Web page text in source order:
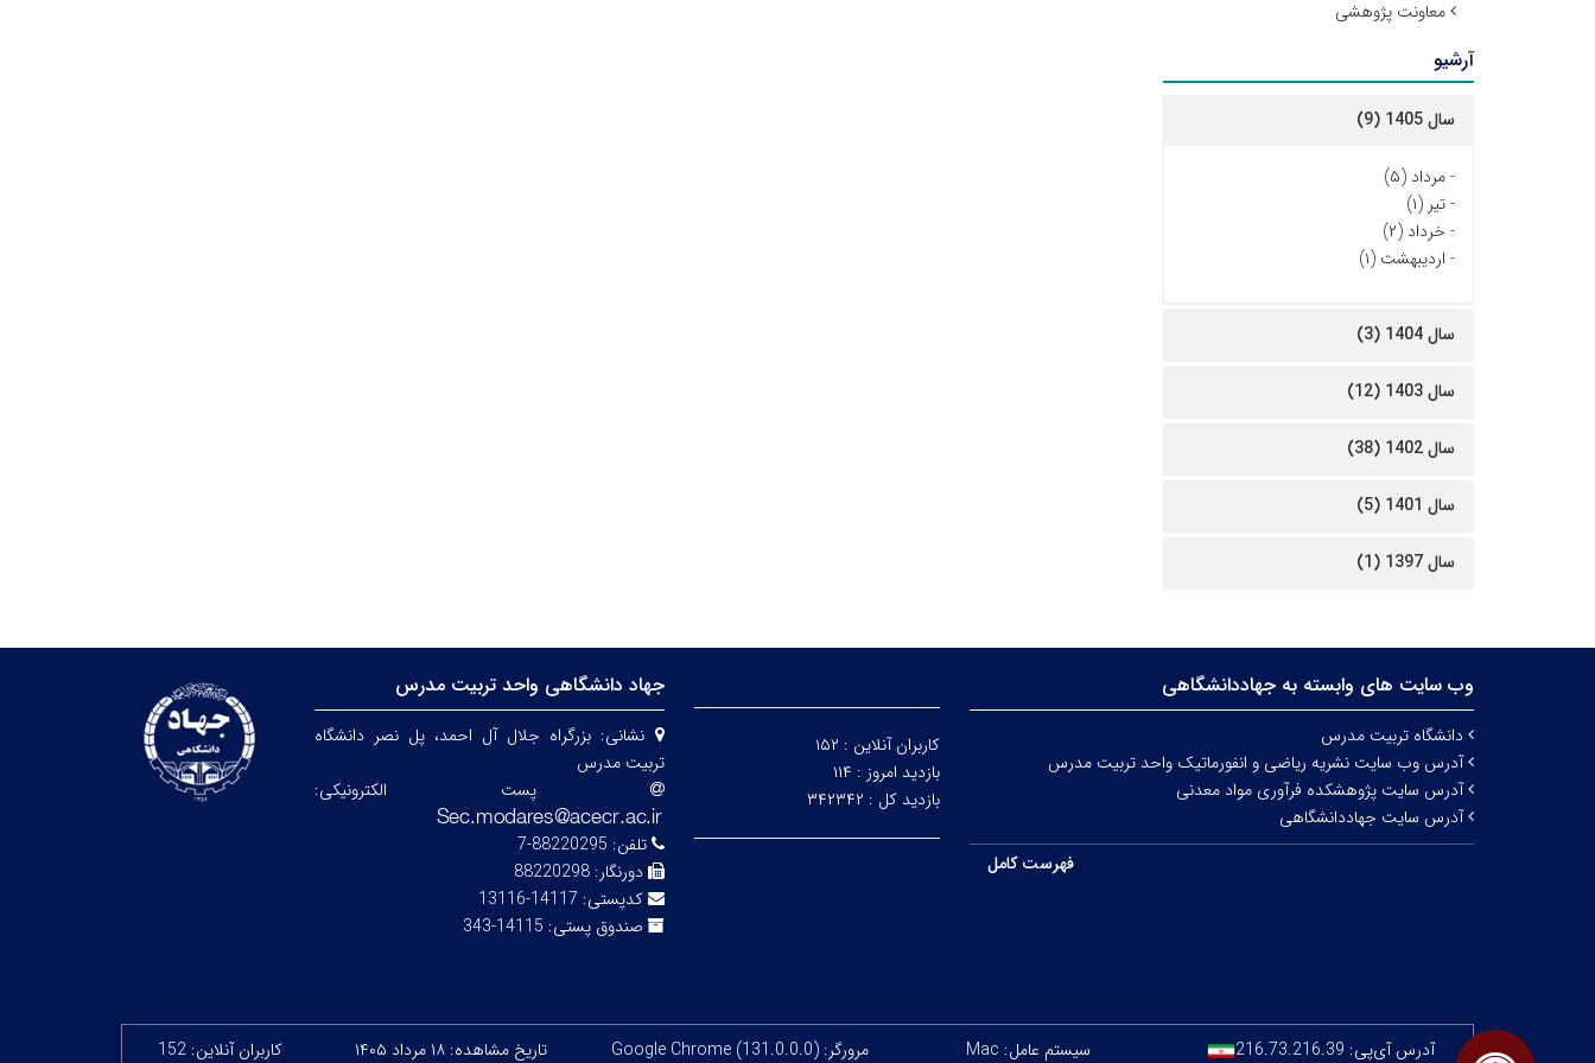
معاونت پژوهشی
آرشیو
سال 1405 (9)
-مرداد (۵)
-تیر (۱)
- خرداد (۲)
- اردیبهشت (۱)
سال 1404 (3)
سال 1403 (12)
سال 1402 (38)
سال 1401 (5)
سال 1397 (1)
وب سایت های وابسته به جهاددانشگاهی
دانشگاه تربیت مدرس
آدرس وب سایت نشریه ریاضی و انفورماتیک واحد تربیت مدرس
آدرس سایت پژوهشکده فرآوری مواد معدنی
آدرس سایت جهاددانشگاهی
فهرست کامل
کاربران آنلاین : ۱۵۲
بازدید امروز : ۱۱۴
بازدید کل : ۳۴۲۳۴۲
جهاد دانشگاهی واحد تربیت مدرس
نشانی: بزرگراه جلال آل احمد، پل نصر دانشگاه
تربیت مدرس
پست الکترونیکی:
تلفن: 88220295-7
دورنگار:88220298
کدپستی: 14117-13116
صندوق پستی: 14115-343
آدرس آی‌پی: 216.73.216.39 سیستم عامل: Mac مرورگر: Google Chrome (131.0.0.0) تاریخ مشاهده: ۱۸ مرداد ۱۴۰۵ کاربران آنلاین: 152